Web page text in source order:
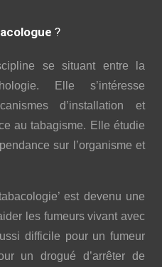
?
se situant entre la
Elle s’intéresse
d’installation et
au tabagisme. Elle étudie
sur l’organisme et
est devenu une
les fumeurs vivant avec
difficile pour un fumeur
un drogué d’arrêter de